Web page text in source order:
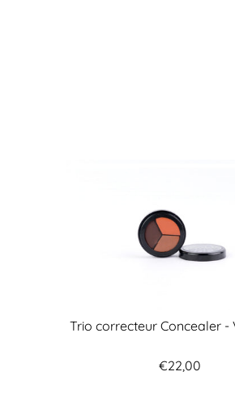
Trio correcteur Concealer -
€22,00